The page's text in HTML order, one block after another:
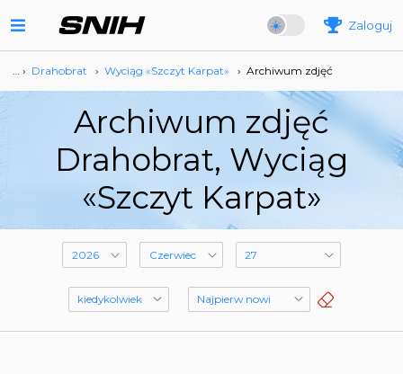
Zaloguj
… › Drahobrat › Wyciąg «Szczyt Karpat» › Archiwum zdjęć
Archiwum zdjęć
Drahobrat, Wyciąg
«Szczyt Karpat»